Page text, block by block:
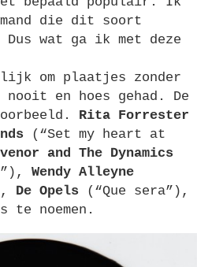
die dit soort
wat ga ik met deze
om plaatjes zonder
nooit en hoes gehad. De
Rita Forrester
(“Set my heart at
and The Dynamics
Wendy Alleyne
De Opels (“Que sera”),
te noemen.